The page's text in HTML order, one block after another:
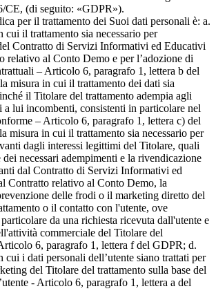
CE, (di seguito: «GDPR»).
per il trattamento dei Suoi dati personali è: a.
cui il trattamento sia necessario per
Contratto di Servizi Informativi ed Educativi
relativo al Conto Demo e per l’adozione di
– Articolo 6, paragrafo 1, lettera b del
misura in cui il trattamento dei dati sia
il Titolare del trattamento adempia agli
lui incombenti, consistenti in particolare nel
– Articolo 6, paragrafo 1, lettera c) del
misura in cui il trattamento sia necessario per
dagli interessi legittimi del Titolare, quali
necessari adempimenti e la rivendicazione
dal Contratto di Servizi Informativi ed
Contratto relativo al Conto Demo, la
delle frodi o il marketing diretto del
o il contatto con l'utente, ove
da una richiesta ricevuta dall'utente e
commerciale del Titolare del
6, paragrafo 1, lettera f del GDPR; d.
cui i dati personali dell’utente siano trattati per
del Titolare del trattamento sulla base del
- Articolo 6, paragrafo 1, lettera a del